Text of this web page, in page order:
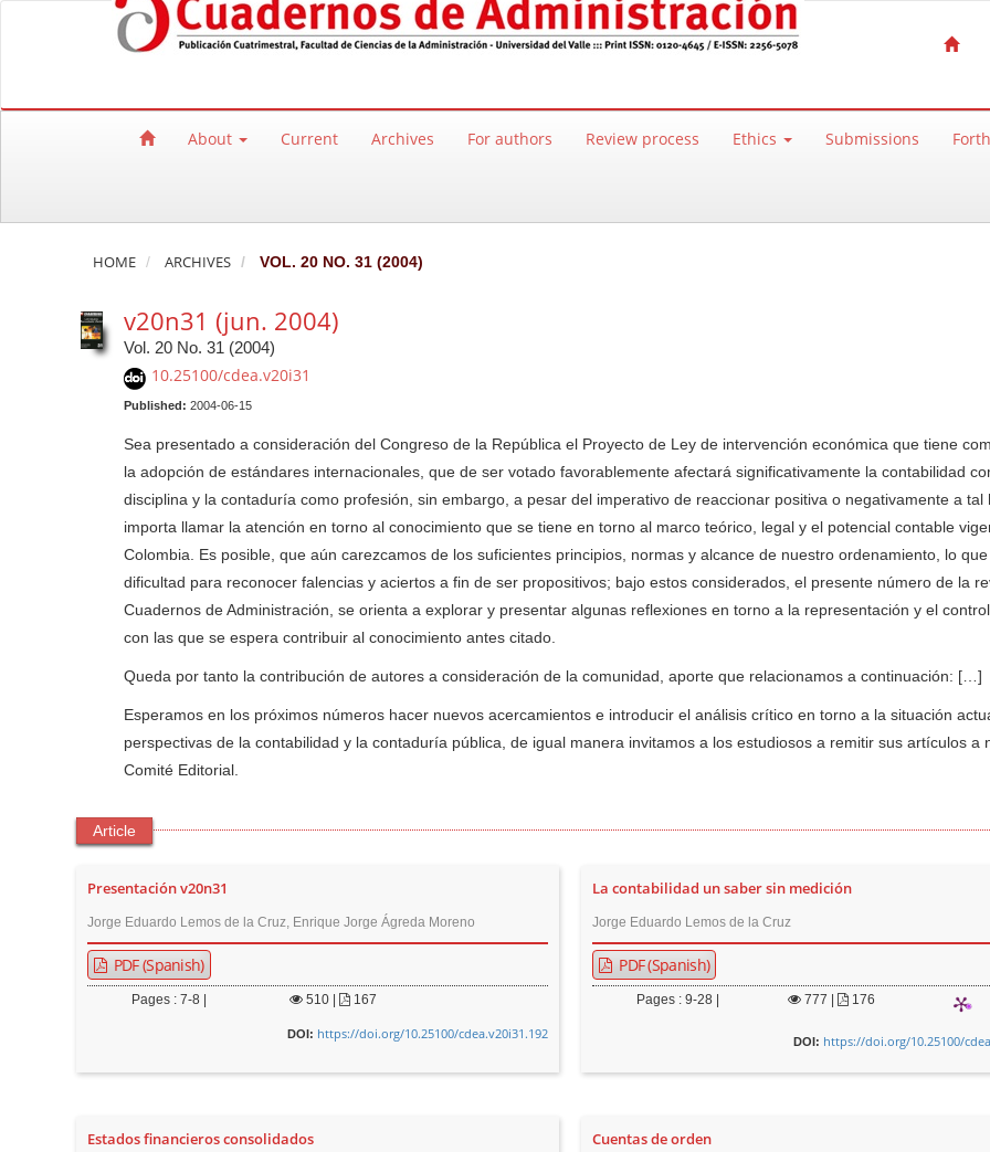
Quick jump to page content
Main Navigation
About Current Archives For authors Review process Ethics Submissions
HOME ARCHIVES VOL. 20 NO. 31 (2004)
v20n31 (jun. 2004)
Vol. 20 No. 31 (2004)
10.25100/cdea.v20i31
Published:2004-06-15
Sea presentado a consideración del Congreso de la República el Proyecto de Ley de intervención económica que tiene
la adopción de estándares internacionales, que de ser votado favorablemente afectará significativamente la contabilidad
disciplina y la contaduría como profesión, sin embargo, a pesar del imperativo de reaccionar positiva o negativamente a tal
importa llamar la atención en torno al conocimiento que se tiene en torno al marco teórico, legal y el potencial contable
Colombia. Es posible, que aún carezcamos de los suficientes principios, normas y alcance de nuestro ordenamiento, lo
dificultad para reconocer falencias y aciertos a fin de ser propositivos; bajo estos considerados, el presente número de la
Cuadernos de Administración, se orienta a explorar y presentar algunas reflexiones en torno a la representación y el
con las que se espera contribuir al conocimiento antes citado.
Queda por tanto la contribución de autores a consideración de la comunidad, aporte que relacionamos a continuación: […]
Esperamos en los próximos números hacer nuevos acercamientos e introducir el análisis crítico en torno a la situación
perspectivas de la contabilidad y la contaduría pública, de igual manera invitamos a los estudiosos a remitir sus artículos a
Comité Editorial.
Article
Presentación v20n31
Jorge Eduardo Lemos de la Cruz, Enrique Jorge Ágreda Moreno
PDF (Spanish)
Pages : 7-8 | 510| 167
DOI: https://doi.org/10.25100/cdea.v20i31.192
La contabilidad un saber sin medición
Jorge Eduardo Lemos de la Cruz
PDF (Spanish)
Pages : 9-28 | 777 176
DOI: https://doi.org/10.25100/
Estados financieros consolidados Cuentas de orden